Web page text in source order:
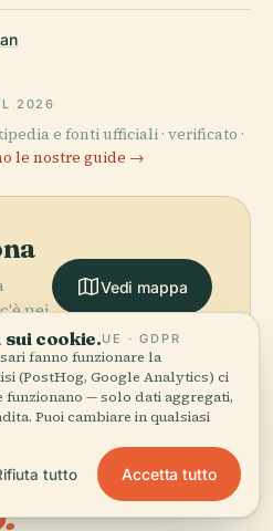
2026
e fonti ufficiali · verificato ·
le nostre guide →
nei
Vedi mappa
Di
cookie.UE · GDPR
fanno funzionare la
(PostHog, Google Analytics) ci
funzionano — solo dati aggregati,
Puoi cambiare in qualsiasi
tutto Accetta tutto